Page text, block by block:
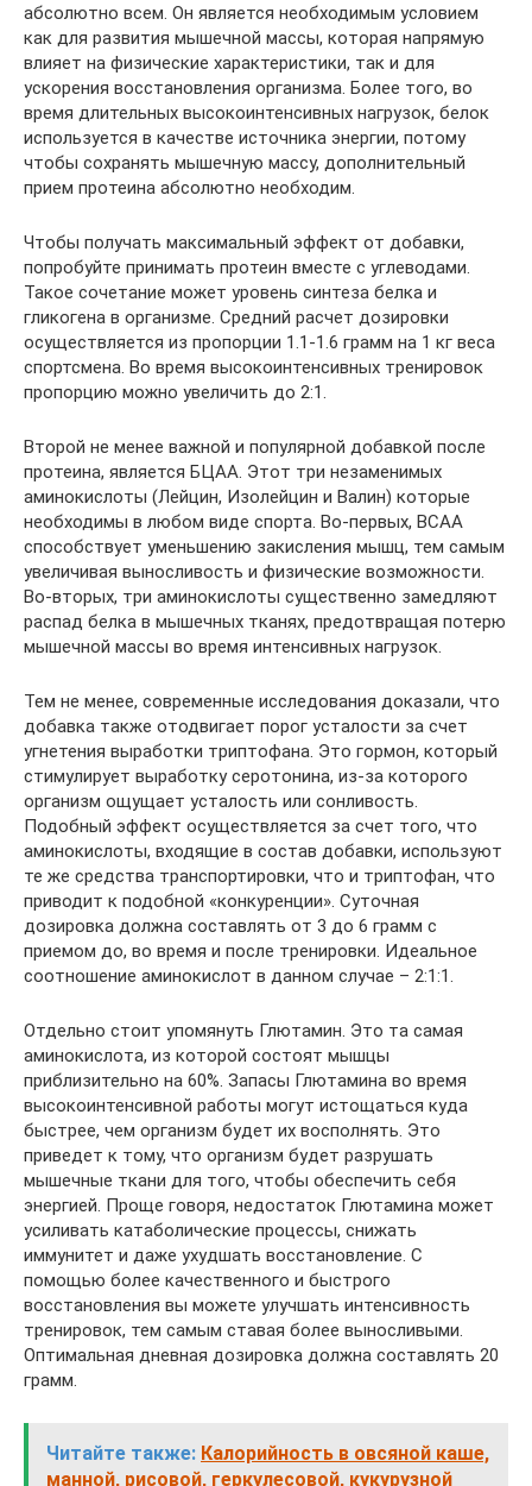
абсолютно всем. Он является необходимым условием
как для развития мышечной массы, которая напрямую
влияет на физические характеристики, так и для
ускорения восстановления организма. Более того, во
время длительных высокоинтенсивных нагрузок, белок
используется в качестве источника энергии, потому
чтобы сохранять мышечную массу, дополнительный
прием протеина абсолютно необходим.
Чтобы получать максимальный эффект от добавки,
попробуйте принимать протеин вместе с углеводами.
Такое сочетание может уровень синтеза белка и
гликогена в организме. Средний расчет дозировки
осуществляется из пропорции 1.1-1.6 грамм на 1 кг веса
спортсмена. Во время высокоинтенсивных тренировок
пропорцию можно увеличить до 2:1.
Второй не менее важной и популярной добавкой после
протеина, является БЦАА. Этот три незаменимых
аминокислоты (Лейцин, Изолейцин и Валин) которые
необходимы в любом виде спорта. Во-первых, BCAA
способствует уменьшению закисления мышц, тем самым
увеличивая выносливость и физические возможности.
Во-вторых, три аминокислоты существенно замедляют
распад белка в мышечных тканях, предотвращая потерю
мышечной массы во время интенсивных нагрузок.
Тем не менее, современные исследования доказали, что
добавка также отодвигает порог усталости за счет
угнетения выработки триптофана. Это гормон, который
стимулирует выработку серотонина, из-за которого
организм ощущает усталость или сонливость.
Подобный эффект осуществляется за счет того, что
аминокислоты, входящие в состав добавки, используют
те же средства транспортировки, что и триптофан, что
приводит к подобной «конкуренции». Суточная
дозировка должна составлять от 3 до 6 грамм с
приемом до, во время и после тренировки. Идеальное
соотношение аминокислот в данном случае – 2:1:1.
Отдельно стоит упомянуть Глютамин. Это та самая
аминокислота, из которой состоят мышцы
приблизительно на 60%. Запасы Глютамина во время
высокоинтенсивной работы могут истощаться куда
быстрее, чем организм будет их восполнять. Это
приведет к тому, что организм будет разрушать
мышечные ткани для того, чтобы обеспечить себя
энергией. Проще говоря, недостаток Глютамина может
усиливать катаболические процессы, снижать
иммунитет и даже ухудшать восстановление. С
помощью более качественного и быстрого
восстановления вы можете улучшать интенсивность
тренировок, тем самым ставая более выносливыми.
Оптимальная дневная дозировка должна составлять 20
грамм.
Читайте также: Калорийность в овсяной каше,
манной, рисовой, геркулесовой, кукурузной